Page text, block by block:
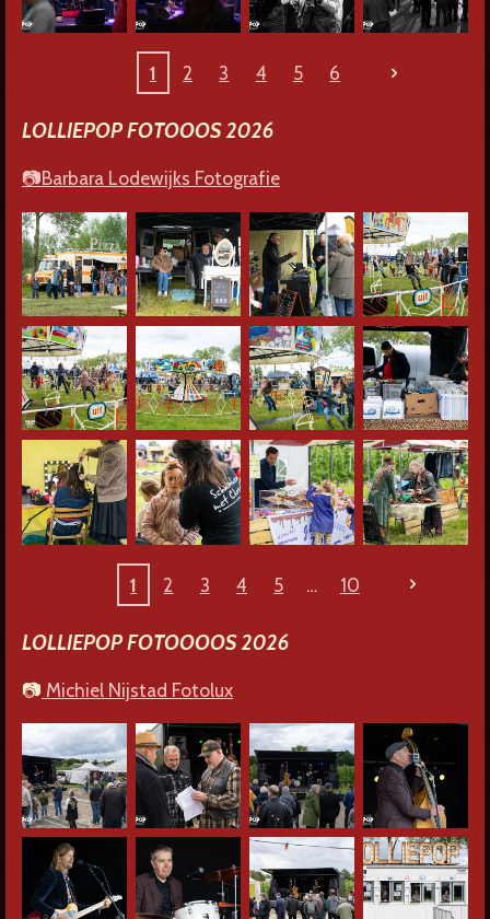
1 2 3 4 5 6
LOLLIEPOP FOTOOOS 2026
📷Barbara Lodewijks Fotografie
1 2 3 4 5 10
LOLLIEPOP FOTOOOOS 2026
📷 Michiel Nijstad Fotolux